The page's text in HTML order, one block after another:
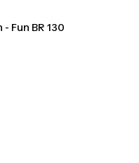
Fun BR 130